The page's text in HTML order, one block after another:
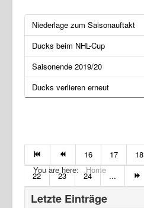
Niederlage zum Saisonauftakt
Ducks beim NHL-Cup
Saisonende 2019/20
Ducks verlieren erneut
16
17 18
22
23 24 ...
You are here: Home
Letzte Einträge